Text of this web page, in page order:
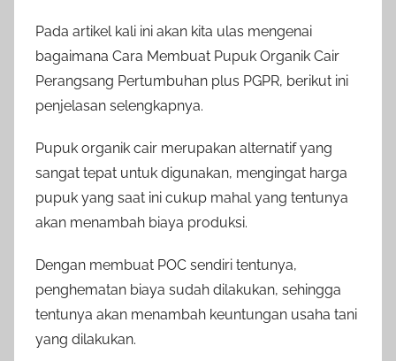
Pada artikel kali ini akan kita ulas mengenai
bagaimana Cara Membuat Pupuk Organik Cair
Perangsang Pertumbuhan plus PGPR, berikut ini
penjelasan selengkapnya.
Pupuk organik cair merupakan alternatif yang
sangat tepat untuk digunakan, mengingat harga
pupuk yang saat ini cukup mahal yang tentunya
akan menambah biaya produksi.
Dengan membuat POC sendiri tentunya,
penghematan biaya sudah dilakukan, sehingga
tentunya akan menambah keuntungan usaha tani
yang dilakukan.